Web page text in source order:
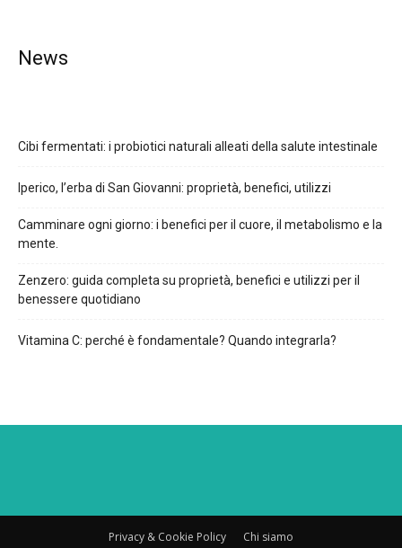
News
Cibi fermentati: i probiotici naturali alleati della salute intestinale
Iperico, l’erba di San Giovanni: proprietà, benefici, utilizzi
Camminare ogni giorno: i benefici per il cuore, il metabolismo e la
mente.
Zenzero: guida completa su proprietà, benefici e utilizzi per il
benessere quotidiano
Vitamina C: perché è fondamentale? Quando integrarla?
Privacy & Cookie Policy Chi siamo